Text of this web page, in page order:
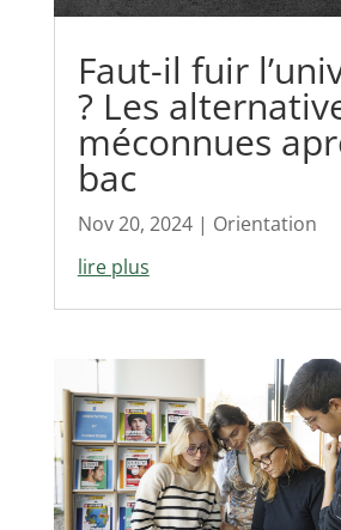
Faut-il fuir
? Les
méconnues
bac
Nov 20, 2024| Orientation
lire plus